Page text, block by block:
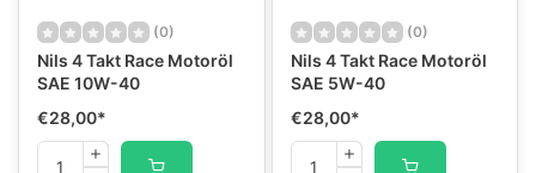
(0)
Nils 4 Takt Race Motoröl
SAE 10W-40
€28,00*
(0)
Nils 4 Takt Race Motoröl
SAE 5W-40
€28,00*